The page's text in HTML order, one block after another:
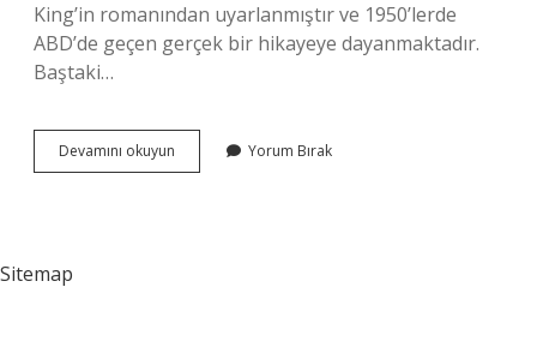
King’in romanından uyarlanmıştır ve 1950’lerde
ABD’de geçen gerçek bir hikayeye dayanmaktadır.
Baştaki…
Devamını okuyun
Yol
Yorum Bırak
Sitemap